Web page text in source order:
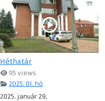
Héthatár
95 views
2025. 01. hó
2025. január 29.